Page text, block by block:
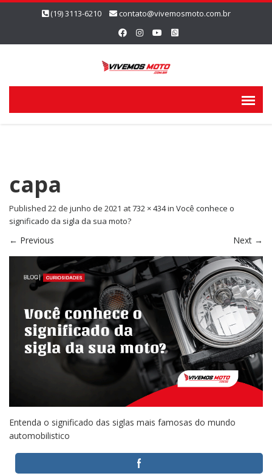
(19) 3113-6210 contato@vivemosmoto.com.br
capa
Published 22 de junho de 2021 at732 × 434in Você conhece o
significado da sigla da sua moto?
← Previous Next →
Entenda o significado das siglas mais famosas do mundo
automobilistico